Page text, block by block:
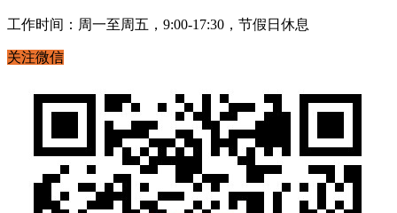
工作时间：周一至周五，9:00-17:30，节假日休息
关注微信